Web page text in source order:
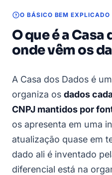
O BÁSICO BEM EXPLICADO
O que é a Casa
onde vêm os
A Casa dos Dados é
organiza os dados
CNPJ mantidos por
os apresenta em uma
atualização quase em
dado ali é inventado
diferencial está na